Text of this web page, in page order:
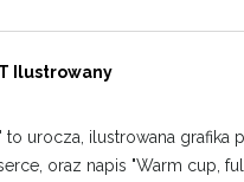
Ilustrowany
to urocza, ilustrowana grafika
oraz napis "Warm cup,